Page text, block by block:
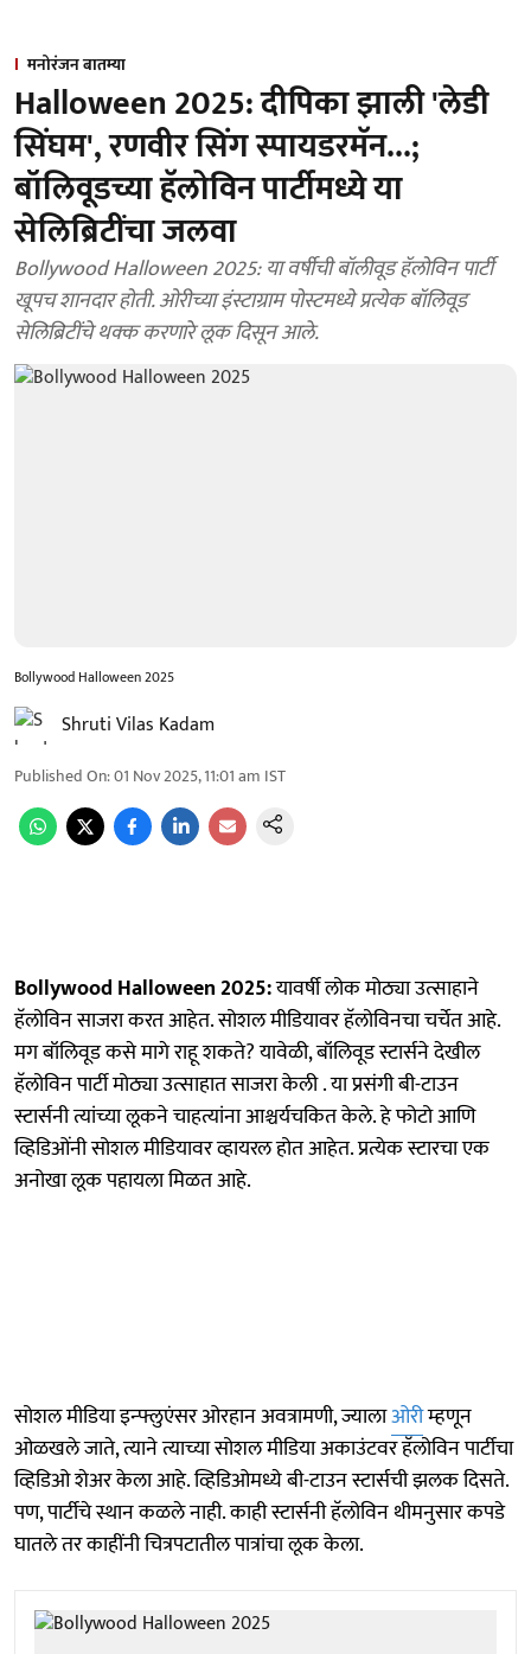
मनोरंजन बातम्या
Halloween 2025: दीपिका झाली 'लेडी
सिंघम', रणवीर सिंग स्पायडरमॅन...;
बॉलिवूडच्या हॅलोविन पार्टीमध्ये या
सेलिब्रिटींचा जलवा
Bollywood Halloween 2025: या वर्षीची बॉलीवूड हॅलोविन पार्टी
खूपच शानदार होती. ओरीच्या इंस्टाग्राम पोस्टमध्ये प्रत्येक बॉलिवूड
सेलिब्रिटींचे थक्क करणारे लूक दिसून आले.
Bollywood Halloween 2025
Shruti Vilas Kadam
Published On:01 Nov 2025, 11:01 am IST
Bollywood Halloween 2025:यावर्षी लोक मोठ्या उत्साहाने
हॅलोविन साजरा करत आहेत. सोशल मीडियावर हॅलोविनचा चर्चेत आहे.
मग बॉलिवूड कसे मागे राहू शकते? यावेळी, बॉलिवूड स्टार्सने देखील
हॅलोविन पार्टी मोठ्या उत्साहात साजरा केली . या प्रसंगी बी-टाउन
स्टार्सनी त्यांच्या लूकने चाहत्यांना आश्चर्यचकित केले. हे फोटो आणि
व्हिडिओंनी सोशल मीडियावर व्हायरल होत आहेत. प्रत्येक स्टारचा एक
अनोखा लूक पहायला मिळत आहे.
सोशल मीडिया इन्फ्लुएंसर ओरहान अवत्रामणी, ज्यालाओरीम्हणून
ओळखले जाते, त्याने त्याच्या सोशल मीडिया अकाउंटवर हॅलोविन पार्टीचा
व्हिडिओ शेअर केला आहे. व्हिडिओमध्ये बी-टाउन स्टार्सची झलक दिसते.
पण, पार्टीचे स्थान कळले नाही. काही स्टार्सनी हॅलोविन थीमनुसार कपडे
घातले तर काहींनी चित्रपटातील पात्रांचा लूक केला.